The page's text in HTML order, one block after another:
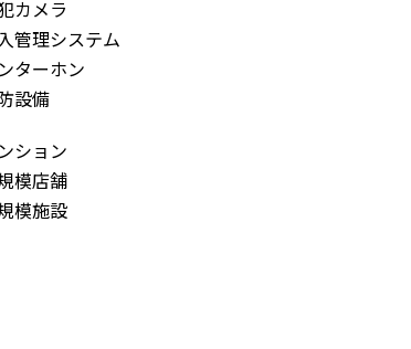
カメラ
管理システム
ターホン
設備
ション
模店舗
模施設